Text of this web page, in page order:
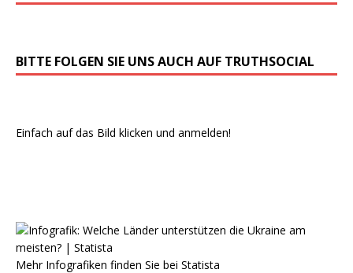
BITTE FOLGEN SIE UNS AUCH AUF TRUTHSOCIAL
Einfach auf das Bild klicken und anmelden!
Mehr Infografiken finden Sie bei Statista